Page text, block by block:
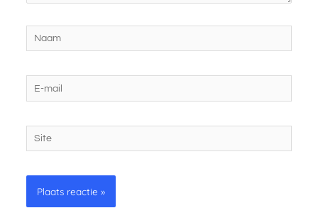
Naam
mail
Site